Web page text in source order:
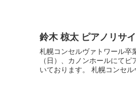
鈴木 椋太 ピアノリサ
札幌コンセルヴァトワール卒
（日）、カノンホールにて
いております。 札幌コンセ